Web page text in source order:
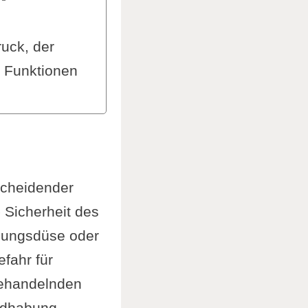
der
auf
verwendet
die
des
oder
für